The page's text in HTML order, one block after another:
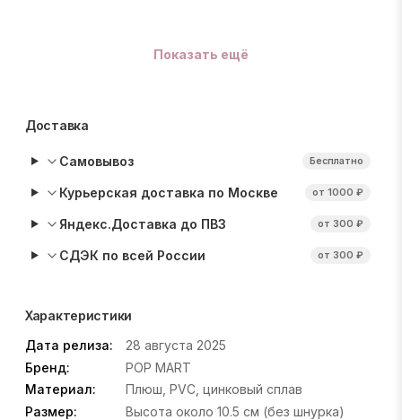
Показать ещё
Доставка
Самовывоз Бесплатно
Курьерская доставка по Москве от 1000 ₽
Яндекс.Доставка до ПВЗ от 300 ₽
СДЭК по всей России от 300 ₽
Характеристики
Дата релиза:
28 августа 2025
Бренд:
POP MART
Материал:
Плюш, PVC, цинковый сплав
Размер:
Высота около 10.5 см (без шнурка)